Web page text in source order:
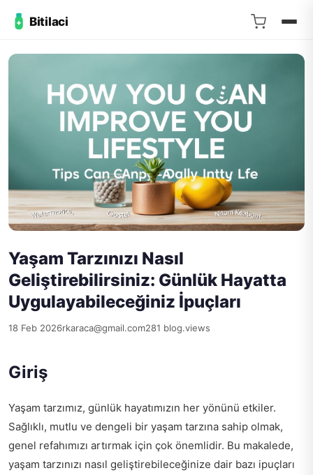
Bitilaci
Yaşam Tarzınızı Nasıl
Geliştirebilirsiniz: Günlük Hayatta
Uygulayabileceğiniz İpuçları
18 Feb 2026rkaraca@gmail.com281 blog.views
Giriş
Yaşam tarzımız, günlük hayatımızın her yönünü etkiler.
Sağlıklı, mutlu ve dengeli bir yaşam tarzına sahip olmak,
genel refahımızı artırmak için çok önemlidir. Bu makalede,
yaşam tarzınızı nasıl geliştirebileceğinize dair bazı ipuçları